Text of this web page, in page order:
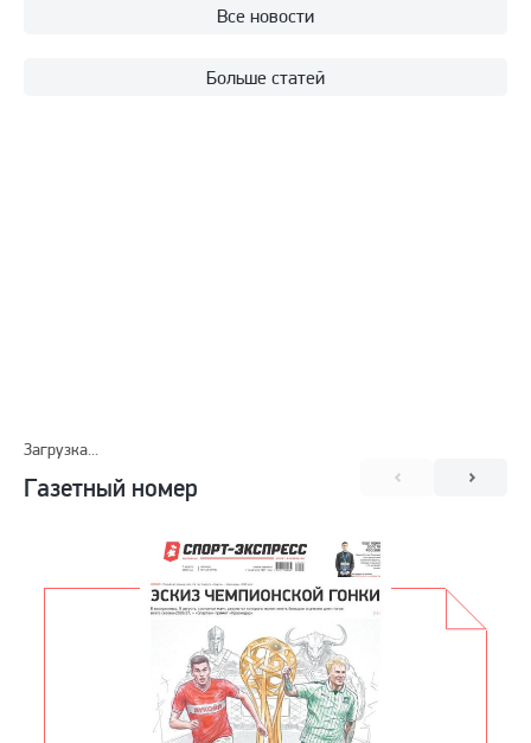
Все новости
Больше статей
Загрузка...
Газетный номер